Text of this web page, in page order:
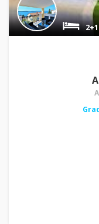
2+1